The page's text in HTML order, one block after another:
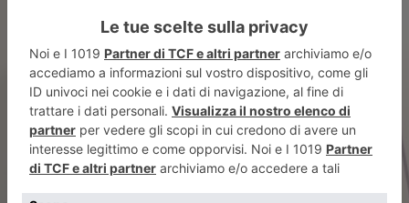
ARTICOLO SUCCESSIVO
“Il cerchio” di Raffaella Albino,
un inno potente alla vita e alla
libertà